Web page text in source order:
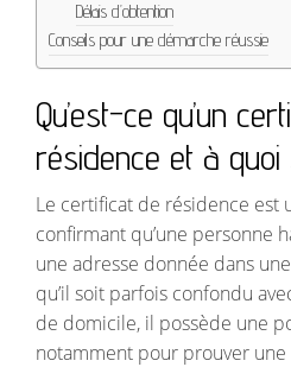
Délais d’obtention
Conseils pour une démarche réussie
Qu’est-ce qu’un
résidence et à
Le certificat de résidence est
confirmant qu’une personne
une adresse donnée dans
qu’il soit parfois confondu
de domicile, il possède une
notamment pour prouver